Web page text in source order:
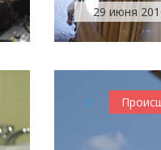
29 июня
0